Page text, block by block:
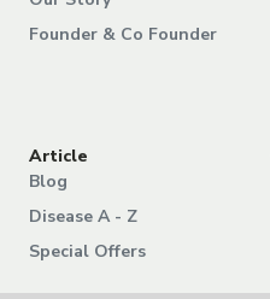
Founder & Co Founder
Article
Blog
Disease A - Z
Special Offers